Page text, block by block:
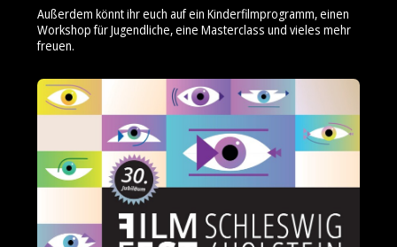
Außerdem könnt ihr euch auf ein Kinderfilmprogramm, einen
Workshop für Jugendliche, eine Masterclass und vieles mehr
freuen.